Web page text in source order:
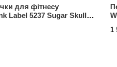
для фітнесу
Label 5237 Sugar Skull
1